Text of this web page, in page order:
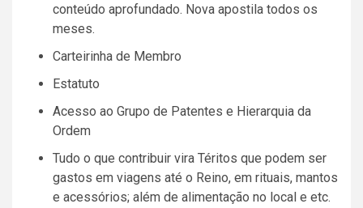
conteúdo aprofundado. Nova apostila todos os
meses.
Carteirinha de Membro
Estatuto
Acesso ao Grupo de Patentes e Hierarquia da
Ordem
Tudo o que contribuir vira Téritos que podem ser
gastos em viagens até o Reino, em rituais, mantos
e acessórios; além de alimentação no local e etc.